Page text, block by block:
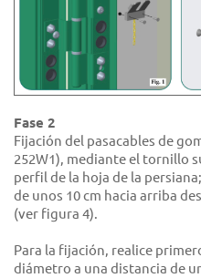
Fase 2
Fijación del pasacables de
252W1), mediante el tornillo
perfil de la hoja de la
de unos 10 cm hacia arriba
(ver figura 4).
Para la fijación, realice
diámetro a una distancia de